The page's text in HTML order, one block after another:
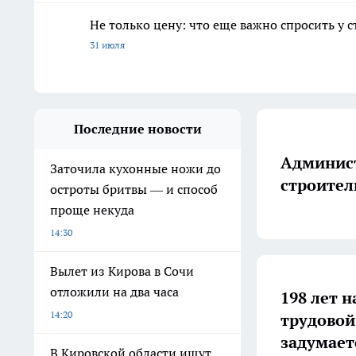
Не только цену: что еще важно спросить у
31 июля
Последние новости
Заточила кухонные ножи до
остроты бритвы — и способ
проще некуда
14:30
Вылет из Кирова в Сочи
отложили на два часа
14:20
198 лет